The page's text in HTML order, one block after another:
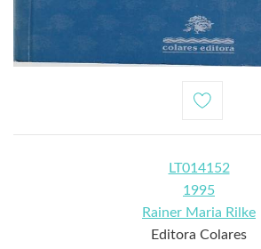
LT014152
1995
Rainer Maria Rilke
Editora Colares